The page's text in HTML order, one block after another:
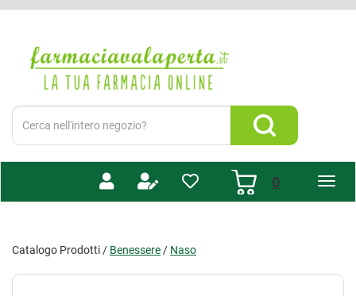
principale
Valaperta
Cerca
Prodotto
Cerca Prodotto
0prodotti
Catalogo Prodotti / Benessere / Naso